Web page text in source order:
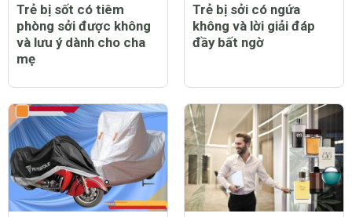
Trẻ bị sốt có tiêm
phòng sởi được không
và lưu ý dành cho cha
mẹ
Trẻ bị sởi có ngứa
không và lời giải đáp
đầy bất ngờ